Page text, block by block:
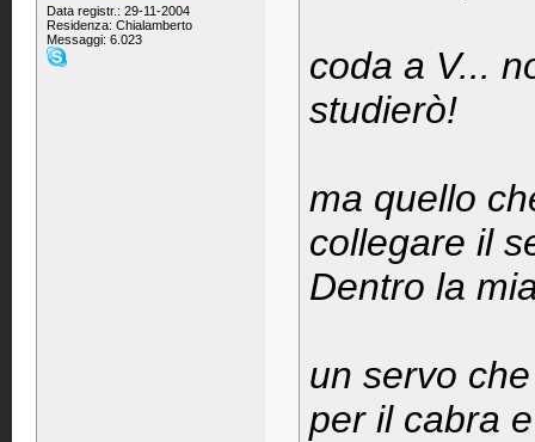
Data registr.: 29-11-2004
Residenza: Chialamberto
Messaggi: 6.023
coda a V...
studierò!
ma quello
collegare il
Dentro la
un servo
per il cabra